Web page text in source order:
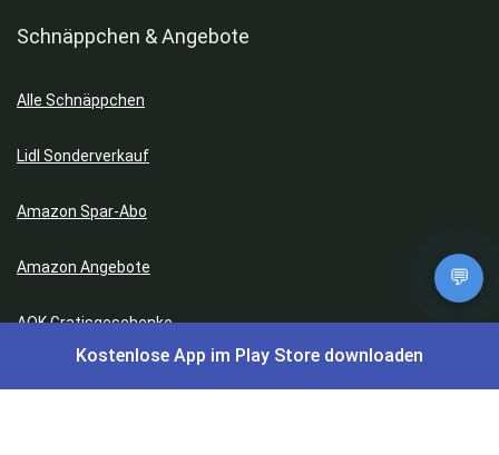
Schnäppchen & Angebote
Alle Schnäppchen
Lidl Sonderverkauf
Amazon Spar-Abo
Amazon Angebote
AOK Gratisgeschenke
Gutscheine, Coupons & Payback
💬
Kostenlose App im Play Store downloaden